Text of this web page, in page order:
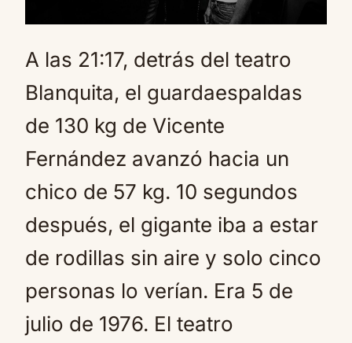
A las 21:17, detrás del teatro
Blanquita, el guardaespaldas
de 130 kg de Vicente
Fernández avanzó hacia un
chico de 57 kg. 10 segundos
después, el gigante iba a estar
de rodillas sin aire y solo cinco
personas lo verían. Era 5 de
julio de 1976. El teatro